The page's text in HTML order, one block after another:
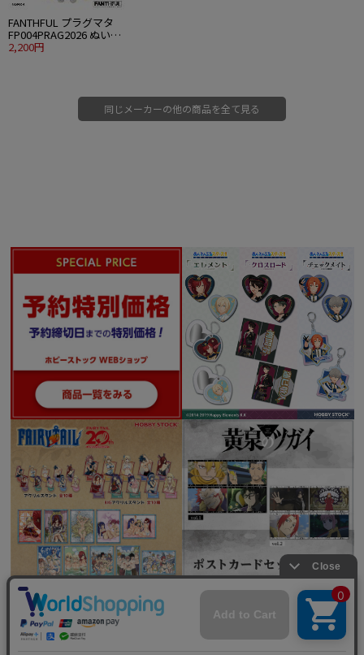
FANTHFUL プラグマタ
FP004PRAG2026 ぬいぐ
るみキーチェーン ディ
2,200円
同じメーカーの他の商品を全て見る